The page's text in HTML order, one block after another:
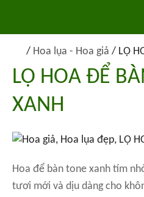
/ Hoa lụa - Hoa giả / LỌ
LỌ HOA ĐỂ
XANH
Hoa để bàn tone xanh tím
tươi mới và dịu dàng cho